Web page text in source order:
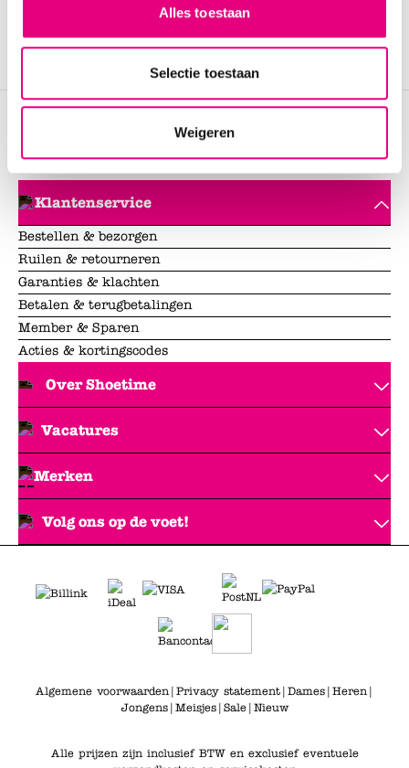
Alles toestaan
Selectie toestaan
Weigeren
Maandag tot en met vrijdag
Gesloten
Klantenservice
Bestellen & bezorgen
Ruilen & retourneren
Garanties & klachten
Betalen & terugbetalingen
Member & Sparen
Acties & kortingscodes
Over Shoetime
Vacatures
Merken
Volg ons op de voet!
Algemene voorwaarden| Privacy statement| Dames| Heren|
Jongens| Meisjes| Sale| Nieuw
Alle prijzen zijn inclusief BTW en exclusief eventuele